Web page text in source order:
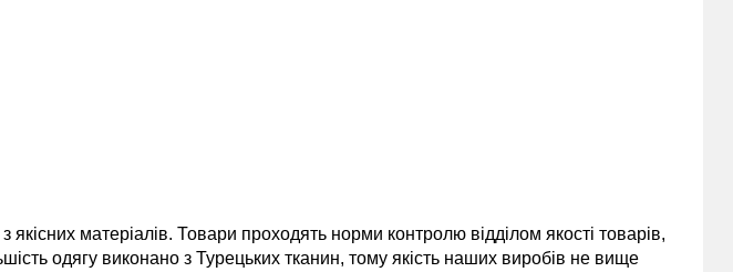
матеріалів. Товари проходять норми контролю відділом якості товарів,
одягу виконано з Турецьких тканин, тому якість наших виробів не вище